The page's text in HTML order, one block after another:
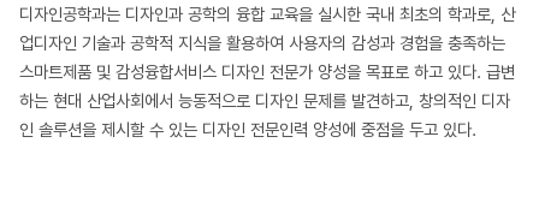
디자인공학과는 디자인과 공학의 융합 교육을 실시한 국내 최초의 학과로, 산
업디자인 기술과 공학적 지식을 활용하여 사용자의 감성과 경험을 충족하는
스마트제품 및 감성융합서비스 디자인 전문가 양성을 목표로 하고 있다. 급변
하는 현대 산업사회에서 능동적으로 디자인 문제를 발견하고, 창의적인 디자
인 솔루션을 제시할 수 있는 디자인 전문인력 양성에 중점을 두고 있다.